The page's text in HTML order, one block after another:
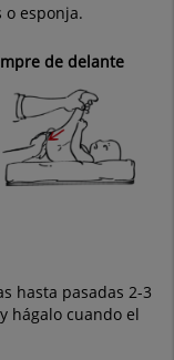
esponja.
de delante
hasta pasadas 2-3
hágalo cuando el